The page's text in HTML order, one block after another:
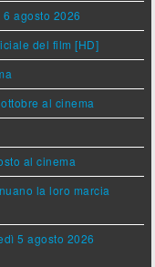
agosto 2026
del film [HD]
al cinema
al cinema
la loro marcia
5 agosto 2026